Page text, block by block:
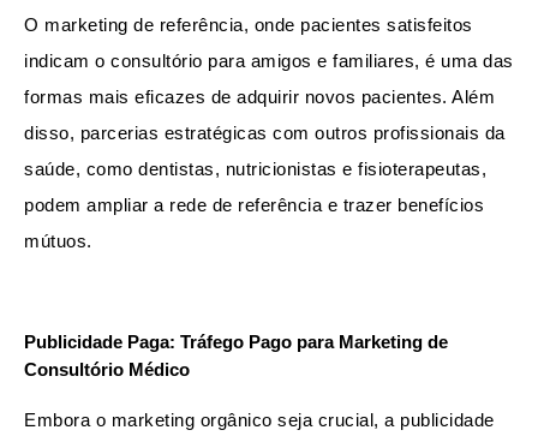
O marketing de referência, onde pacientes satisfeitos
indicam o consultório para amigos e familiares, é uma das
formas mais eficazes de adquirir novos pacientes. Além
disso, parcerias estratégicas com outros profissionais da
saúde, como dentistas, nutricionistas e fisioterapeutas,
podem ampliar a rede de referência e trazer benefícios
mútuos.
Publicidade Paga: Tráfego Pago para Marketing de
Consultório Médico
Embora o marketing orgânico seja crucial, a publicidade